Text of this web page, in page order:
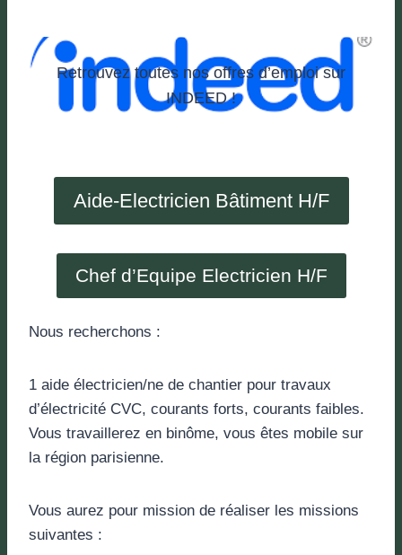
Retrouvez toutes nos offres d’emploi sur
INDEED !
Aide-Electricien Bâtiment H/F
Chef d’Equipe Electricien H/F
Nous recherchons :
1 aide électricien/ne de chantier pour travaux
d’électricité CVC, courants forts, courants faibles.
Vous travaillerez en binôme, vous êtes mobile sur
la région parisienne.
Vous aurez pour mission de réaliser les missions
suivantes :